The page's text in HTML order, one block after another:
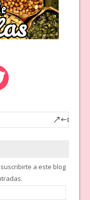
a este blog